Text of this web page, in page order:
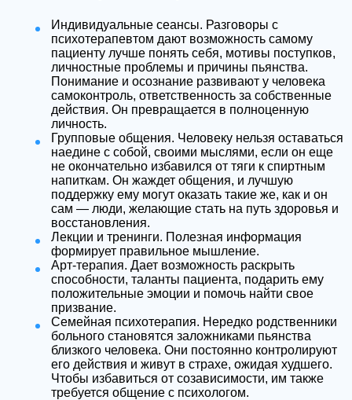
Индивидуальные сеансы. Разговоры с
психотерапевтом дают возможность самому
пациенту лучше понять себя, мотивы поступков,
личностные проблемы и причины пьянства.
Понимание и осознание развивают у человека
самоконтроль, ответственность за собственные
действия. Он превращается в полноценную
личность.
Групповые общения. Человеку нельзя оставаться
наедине с собой, своими мыслями, если он еще
не окончательно избавился от тяги к спиртным
напиткам. Он жаждет общения, и лучшую
поддержку ему могут оказать такие же, как и он
сам — люди, желающие стать на путь здоровья и
восстановления.
Лекции и тренинги. Полезная информация
формирует правильное мышление.
Арт-терапия. Дает возможность раскрыть
способности, таланты пациента, подарить ему
положительные эмоции и помочь найти свое
призвание.
Семейная психотерапия. Нередко родственники
больного становятся заложниками пьянства
близкого человека. Они постоянно контролируют
его действия и живут в страхе, ожидая худшего.
Чтобы избавиться от созависимости, им также
требуется общение с психологом.